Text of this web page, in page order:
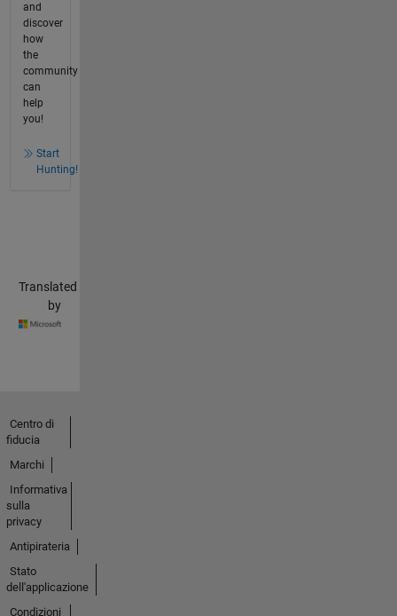
and
discover
how
the
community
can
help
you!
Start
Hunting!
Translated
by
Centro di
fiducia
Marchi
Informativa
sulla
privacy
Antipirateria
Stato
dell'applicazione
Condizioni